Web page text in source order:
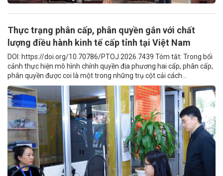
Thực trạng phân cấp, phân quyền gắn với chất
lượng điều hành kinh tế cấp tỉnh tại Việt Nam
DOI: https://doi.org/10.70786/PTOJ.2026.7439 Tóm tắt: Trong bối
cảnh thực hiện mô hình chính quyền địa phương hai cấp, phân cấp,
phân quyền được coi là một trong những trụ cột cải cách...